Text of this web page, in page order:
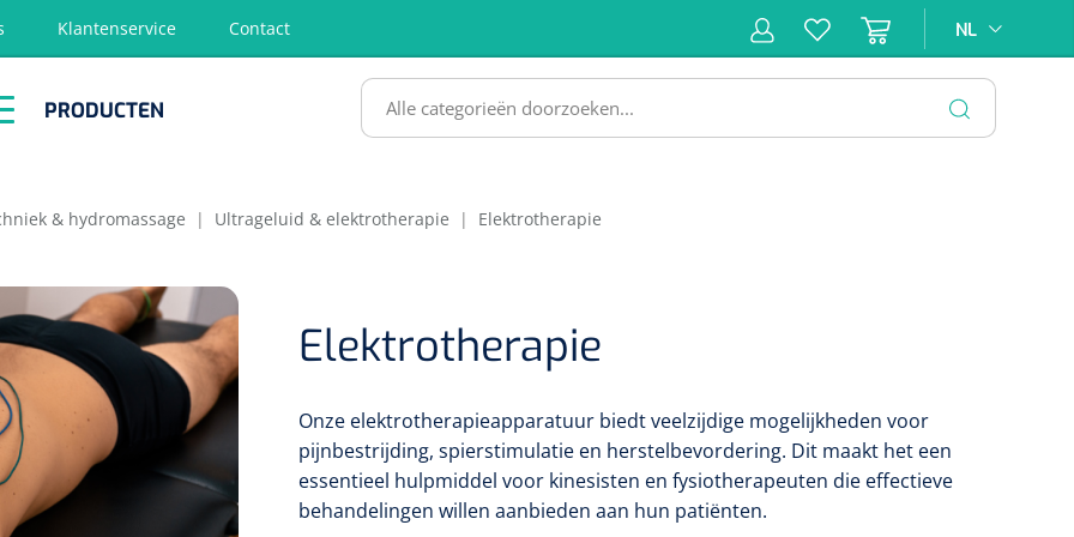
Klantenservice Contact NL
PRODUCTEN
& hydromassage | Ultrageluid & elektrotherapie | Elektrotherapie
Elektrotherapie
Onze elektrotherapieapparatuur biedt veelzijdige mogelijkheden voor
pijnbestrijding, spierstimulatie en herstelbevordering. Dit maakt het een
essentieel hulpmiddel voor kinesisten en fysiotherapeuten die effectieve
behandelingen willen aanbieden aan hun patiënten.